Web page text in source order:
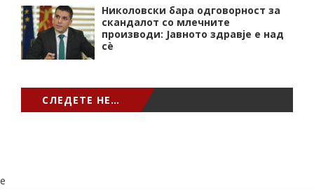
Николовски бара одговорност за
скандалот со млечните
производи: Јавното здравје е над
сѐ
СЛЕДЕТЕ НЕ…
e